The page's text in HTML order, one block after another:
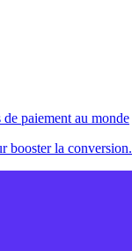
paiement au monde
booster la conversion.